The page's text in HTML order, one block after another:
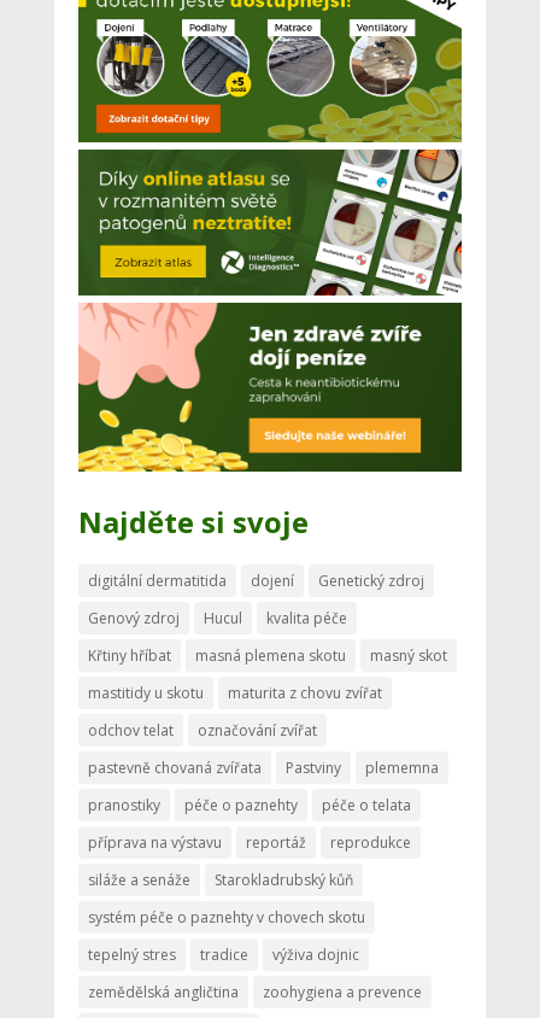
Najděte si svoje
digitální dermatitida dojení
Genetický zdroj
Genový zdroj
Hucul
kvalita péče
Křtiny hříbat
masná plemena skotu
masný skot
mastitidy u skotu
maturita z chovu zvířat
odchov telat
označování zvířat
pastevně chovaná zvířata
Pastviny
plememna
pranostiky
péče o paznehty
péče o telata
příprava na výstavu
reportáž
reprodukce
siláže a senáže
Starokladrubský kůň
systém péče o paznehty v chovech skotu
tepelný stres
tradice
výživa dojnic
zemědělská angličtina
zoohygiena a prevence